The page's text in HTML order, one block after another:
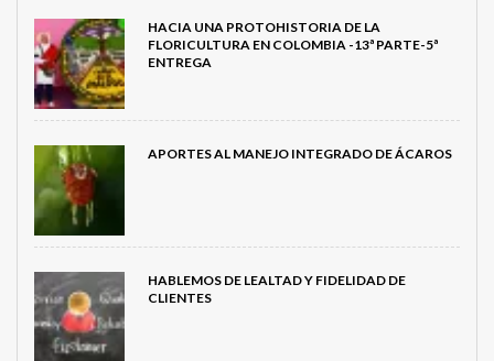
HACIA UNA PROTOHISTORIA DE LA
FLORICULTURA EN COLOMBIA -13ª PARTE-5ª
ENTREGA
APORTES AL MANEJO INTEGRADO DE ÁCAROS
HABLEMOS DE LEALTAD Y FIDELIDAD DE
CLIENTES